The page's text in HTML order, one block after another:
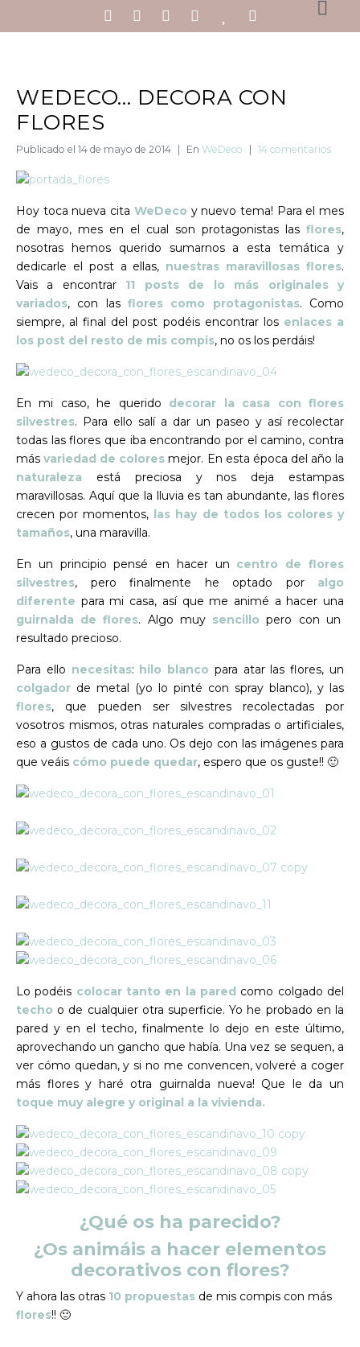
WEDECO… DECORA CON
FLORES
Publicado el 14 de mayo de 2014 En WeDeco 14 comentarios
Hoy toca nueva cita WeDeco y nuevo tema! Para el mes
de mayo, mes en el cual son protagonistas las flores,
nosotras hemos querido sumarnos a esta temática y
dedicarle el post a ellas, nuestras maravillosas flores.
Vais a encontrar 11 posts de lo más originales y
variados, con las flores como protagonistas. Como
siempre, al final del post podéis encontrar los enlaces a
los post del resto de mis compis, no os los perdáis!
En mi caso, he querido decorar la casa con flores
silvestres. Para ello salí a dar un paseo y así recolectar
todas las flores que iba encontrando por el camino, contra
másvariedad de colores mejor. En esta época del año la
naturaleza está preciosa y nos deja estampas
maravillosas. Aquí que la lluvia es tan abundante, las flores
crecen por momentos, las hay de todos los colores y
tamaños, una maravilla.
En un principio pensé en hacer un centro de flores
silvestres, pero finalmente he optado por algo
diferente para mi casa, así que me animé a hacer una
guirnalda de flores. Algo muy sencillo pero con un
resultado precioso.
Para ello necesitas: hilo blanco para atar las flores, un
colgador de metal (yo lo pinté con spray blanco), y las
flores, que pueden ser silvestres recolectadas por
vosotros mismos, otras naturales compradas o artificiales,
eso a gustos de cada uno. Os dejo con las imágenes para
que veáis cómo puede quedar, espero que os guste!! 🙂
Lo podéis colocar tanto en la pared como colgado del
techo o de cualquier otra superficie. Yo he probado en la
pared y en el techo, finalmente lo dejo en este último,
aprovechando un gancho que había. Una vez se sequen, a
ver cómo quedan, y si no me convencen, volveré a coger
más flores y haré otra guirnalda nueva! Que le da un
toque muy alegre y original a la vivienda.
¿Qué os ha parecido?
¿Os animáis a hacer elementos
decorativos con flores?
Y ahora las otras 10 propuestas de mis compis con más
flores!! 🙂